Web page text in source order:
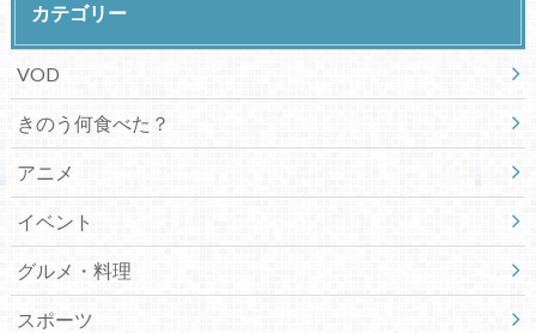
カテゴリー
VOD
きのう何食べた？
アニメ
イベント
グルメ・料理
スポーツ